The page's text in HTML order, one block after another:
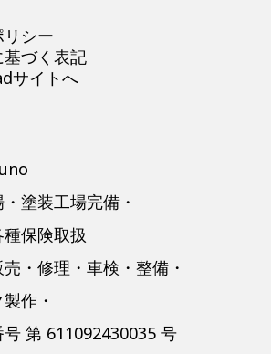
シー
づく表記
サイトへ
塗装工場完備・
保険取扱
・修理・車検・整備・
作・
第 611092430035 号